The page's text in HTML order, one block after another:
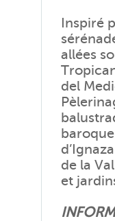
Inspiré
allées
del
de la
et